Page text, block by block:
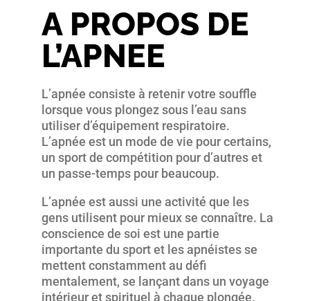
A PROPOS DE
L’APNEE
L’apnée consiste à retenir votre souffle
lorsque vous plongez sous l’eau sans
utiliser d’équipement respiratoire.
L’apnée est un mode de vie pour certains,
un sport de compétition pour d’autres et
un passe-temps pour beaucoup.
L’apnée est aussi une activité que les
gens utilisent pour mieux se connaître. La
conscience de soi est une partie
importante du sport et les apnéistes se
mettent constamment au défi
mentalement, se lançant dans un voyage
intérieur et spirituel à chaque plongée.